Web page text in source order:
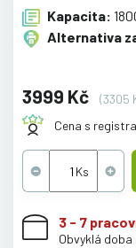
Kapacita:
Alternativa
3999 Kč
(3305
Cena s
3 - 7
Obvyklá